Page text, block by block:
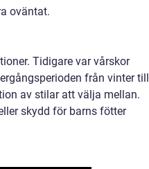
oväntat.
Tidigare var vårskor
från vinter till
av stilar att välja mellan.
skydd för barns fötter